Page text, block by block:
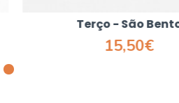
Terço - São Bento
15,50€